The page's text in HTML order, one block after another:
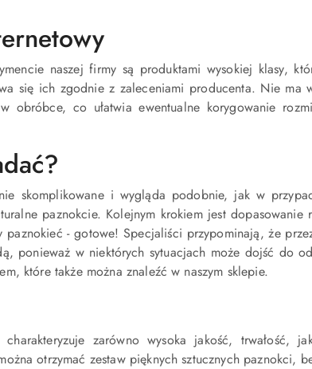
naszej firmy są produktami wysokiej klasy,
się ich zgodnie z zaleceniami producenta. Nie ma
obróbce, co ułatwia ewentualne korygowanie
skomplikowane i wygląda podobnie, jak w
paznokcie. Kolejnym krokiem jest
paznokieć - gotowe! Specjaliści przypominają, że
ponieważ w niektórych sytuacjach może dojść do
które także można znaleźć w naszym sklepie.
zarówno wysoka jakość, trwałość,
otrzymać zestaw pięknych sztucznych paznokci,